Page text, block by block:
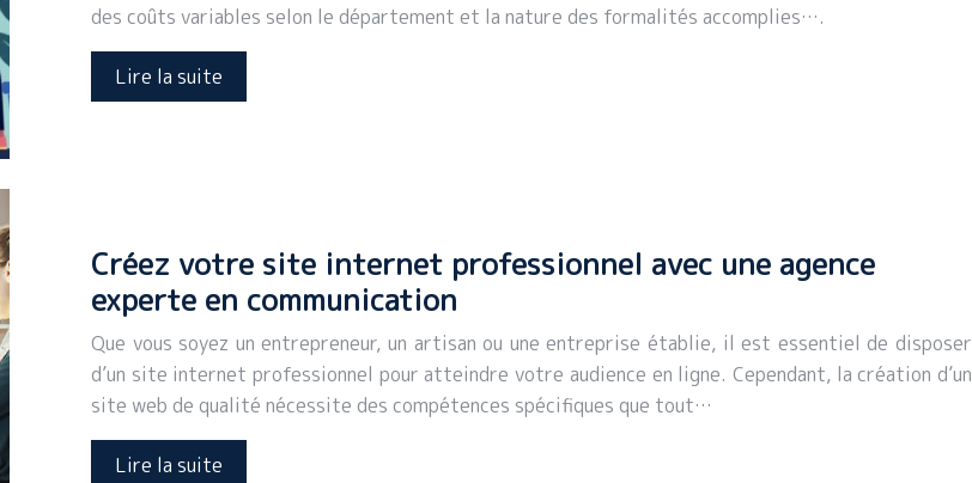
des coûts variables selon le département et la nature des formalités accomplies….
Lire la suite
Créez votre site internet professionnel avec une agence
experte en communication
Que vous soyez un entrepreneur, un artisan ou une entreprise établie, il est essentiel de disposer
d’un site internet professionnel pour atteindre votre audience en ligne. Cependant, la création d’un
site web de qualité nécessite des compétences spécifiques que tout…
Lire la suite